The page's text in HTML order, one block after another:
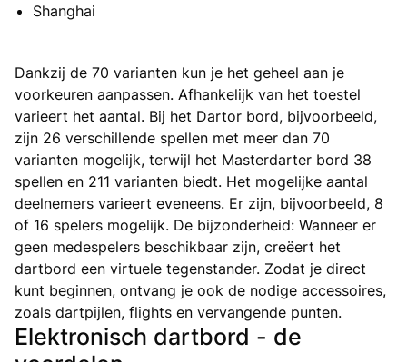
Shanghai
Dankzij de 70 varianten kun je het geheel aan je
voorkeuren aanpassen. Afhankelijk van het toestel
varieert het aantal. Bij het Dartor bord, bijvoorbeeld,
zijn 26 verschillende spellen met meer dan 70
varianten mogelijk, terwijl het Masterdarter bord 38
spellen en 211 varianten biedt. Het mogelijke aantal
deelnemers varieert eveneens. Er zijn, bijvoorbeeld, 8
of 16 spelers mogelijk. De bijzonderheid: Wanneer er
geen medespelers beschikbaar zijn, creëert het
dartbord een virtuele tegenstander. Zodat je direct
kunt beginnen, ontvang je ook de nodige accessoires,
zoals dartpijlen, flights en vervangende punten.
Elektronisch dartbord - de